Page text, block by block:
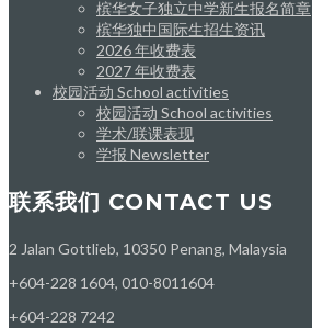
槟华女子独立中学新生报名简章
槟华独中国际生招生资讯
2026 年收费表
2027 年收费表
校园活动 School activities
校园活动 School activities
学术/联课表现
学报 Newsletter
联系我们 CONTACT US
2 Jalan Gottlieb, 10350 Penang, Malaysia
+604-228 1604, 010-8011604
+604-228 7242